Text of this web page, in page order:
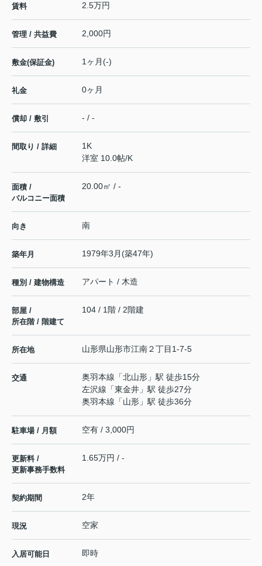
賃料 2.5万円
管理 / 共益費 2,000円
敷金(保証金) 1ヶ月(-)
礼金 0ヶ月
償却 / 敷引 - / -
間取り / 詳細
1K
洋室 10.0帖/K
面積 /
バルコニー面積
20.00㎡ / -
向き 南
築年月 1979年3月(築47年)
種別 / 建物構造 アパート / 木造
部屋 /
所在階 / 階建て
104 / 1階 / 2階建
所在地 山形県山形市江南２丁目1-7-5
交通 奥羽本線 「北山形 」駅 徒歩15分
左沢線 「東金井 」駅 徒歩27分
奥羽本線 「山形 」駅 徒歩36分
駐車場 / 月額 空有 / 3,000円
更新料 /
更新事務手数料
1.65万円 / -
契約期間 2年
現況 空家
入居可能日 即時